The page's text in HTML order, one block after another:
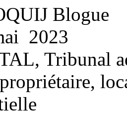
Blogue
2023
Tribunal